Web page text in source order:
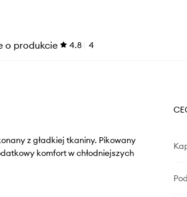
o produkcie 4.8 4
z gładkiej tkaniny. Pikowany
komfort w chłodniejszych